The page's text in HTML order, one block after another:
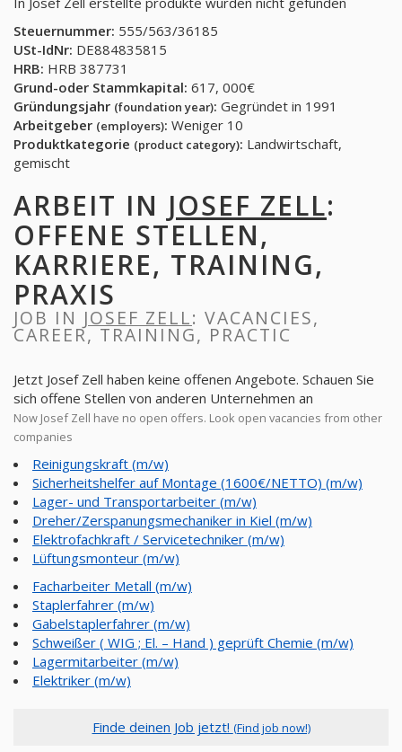
Steuernummer: 555/563/36185
USt-IdNr: DE884835815
HRB: HRB 387731
Grund-oder Stammkapital: 617, 000€
Gründungsjahr (foundation year): Gegründet in 1991
Arbeitgeber (employers): Weniger 10
Produktkategorie (product category): Landwirtschaft,
gemischt
ARBEIT IN JOSEF ZELL:
OFFENE STELLEN,
KARRIERE, TRAINING,
PRAXIS
JOB IN JOSEF ZELL: VACANCIES,
CAREER, TRAINING, PRACTIC
Jetzt Josef Zell haben keine offenen Angebote. Schauen Sie
sich offene Stellen von anderen Unternehmen an
Now Josef Zell have no open offers. Look open vacancies from other
companies
Reinigungskraft (m/w)
Sicherheitshelfer auf Montage (1600€/NETTO) (m/w)
Lager- und Transportarbeiter (m/w)
Dreher/Zerspanungsmechaniker in Kiel (m/w)
Elektrofachkraft / Servicetechniker (m/w)
Lüftungsmonteur (m/w)
Facharbeiter Metall (m/w)
Staplerfahrer (m/w)
Gabelstaplerfahrer (m/w)
Schweißer ( WIG ; El. – Hand ) geprüft Chemie (m/w)
Lagermitarbeiter (m/w)
Elektriker (m/w)
Finde deinen Job jetzt! (Find job now!)